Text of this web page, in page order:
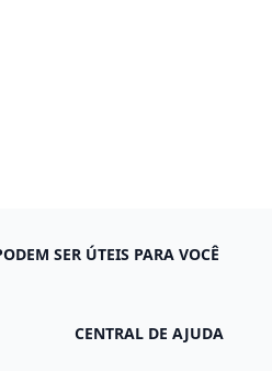
SER ÚTEIS PARA VOCÊ
CENTRAL DE AJUDA